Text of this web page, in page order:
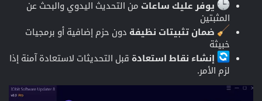
يوفر عليك ساعات من التحديث اليدوي والبحث عن
المثبتين
ضمان تثبيتات نظيفة دون حزم إضافية أو برمجيات
خبيثة
إنشاء نقاط استعادة قبل التحديثات لاستعادة آمنة إذا
لزم الأمر.